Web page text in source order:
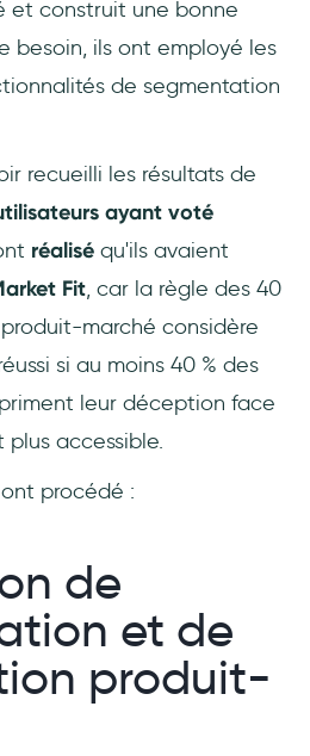
et construit une bonne
besoin, ils ont employé les
de segmentation
recueilli les résultats de
ayant voté
réalisé qu'ils avaient
Fit, car la règle des 40
marché considère
si au moins 40 % des
leur déception face
plus accessible.
procédé :
de
et de
produit-